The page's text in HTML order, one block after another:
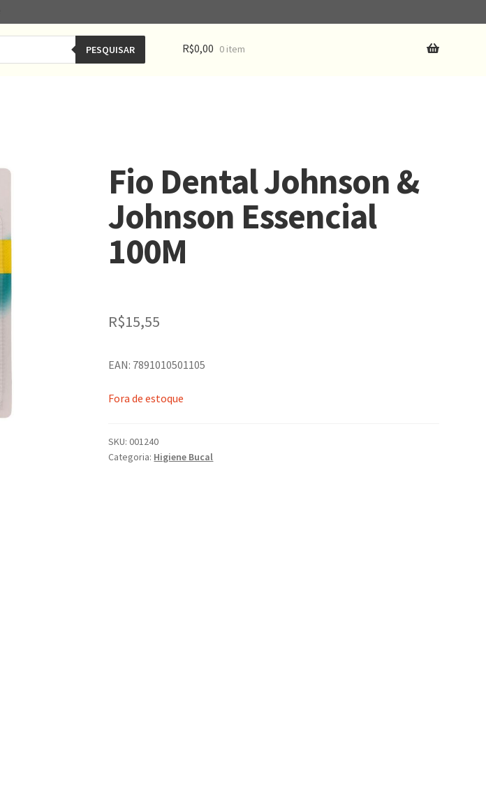
PESQUISAR R$0,00 0 item
Fio Dental Johnson &
Johnson Essencial
100M
R$15,55
EAN: 7891010501105
Fora de estoque
SKU:001240
Categoria: Higiene Bucal